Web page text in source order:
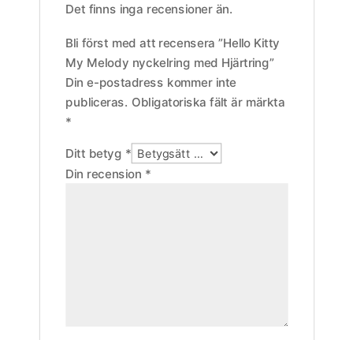
Det finns inga recensioner än.
Bli först med att recensera ”Hello Kitty
My Melody nyckelring med Hjärtring”
Din e-postadress kommer inte
publiceras. Obligatoriska fält är märkta
*
Ditt betyg *
Din recension *